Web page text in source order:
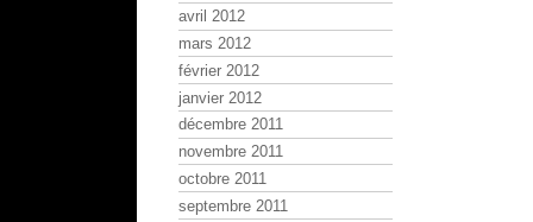
avril 2012
mars 2012
février 2012
janvier 2012
décembre 2011
novembre 2011
octobre 2011
septembre 2011